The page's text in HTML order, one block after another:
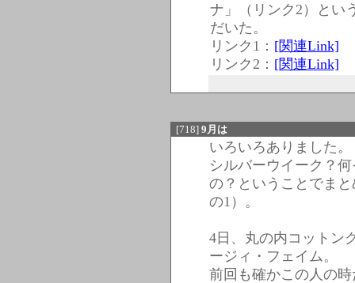
ナ」（リンク2）とい
だいた。
リンク1： [関連Link]
リンク2： [関連Link]
[718] 9月は
いろいろありました。
シルバーウイーク？
の？ということでま
の1）。
4日、丸の内コットン
ージィ・フェイム。
前回も確かこの人の